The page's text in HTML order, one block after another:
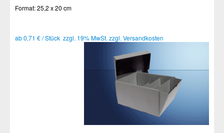
Format: 25,2 x 20 cm
ab 0,71 € / Stück zzgl. 19% MwSt. zzgl. Versandkosten